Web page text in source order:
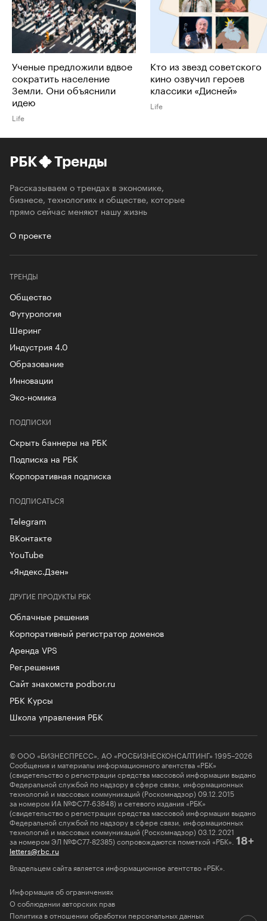
Ученые предложили вдвое
сократить население
Земли. Они объяснили
идею
Life
Кто из звезд советского
кино озвучил героев
классики «Дисней»
Life
РБК Тренды
Рассказываем о трендах в экономике,
бизнесе, технологиях и обществе, которые
прямо сейчас меняют нашу жизнь
О проекте
ТРЕНДЫ
Общество
Футурология
Шеринг
Индустрия 4.0
Образование
Инновации
Эко-номика
ПОДПИСКИ
Скрыть баннеры на РБК
Подписка на РБК
Корпоративная подписка
ДРУГИЕ ПРОДУКТЫ РБК
Облачные решения
Корпоративный регистратор доменов
Аренда VPS
Рег.решения
Сайт знакомств podbor.ru
РБК Курсы
Школа управления РБК
ПОДПИСАТЬСЯ
Telegram
ВКонтакте
YouTube
«Яндекс.Дзен»
© ООО «БИЗНЕСПРЕСС», АО «РОСБИЗНЕСКОНСАЛТИНГ» 1995–2026
Сообщения и материалы информационного агентства «РБК»
(свидетельство о регистрации средства массовой информации выдано
Федеральной службой по надзору в сфере связи, информационных
технологий и массовых коммуникаций (Роскомнадзор) 09.12.2015
за номером ИА №ФС77-63848) и сетевого издания «РБК»
(свидетельство о регистрации средства массовой информации выдано
Федеральной службой по надзору в сфере связи, информационных
технологий и массовых коммуникаций (Роскомнадзор) 03.12.2021
за номером ЭЛ №ФС77-82385) сопровождаются пометкой «РБК». 18+
letters@rbc.ru
Владельцем сайта является информационное агентство «РБК».
Информация об ограничениях
О соблюдении авторских прав
Политика в отношении обработки персональных данных